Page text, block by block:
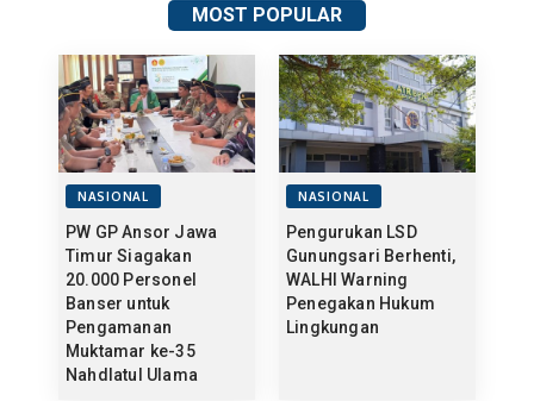
MOST POPULAR
NASIONAL
PW GP Ansor Jawa
Timur Siagakan
20.000 Personel
Banser untuk
Pengamanan
Muktamar ke-35
Nahdlatul Ulama
NASIONAL
Pengurukan LSD
Gunungsari Berhenti,
WALHI Warning
Penegakan Hukum
Lingkungan